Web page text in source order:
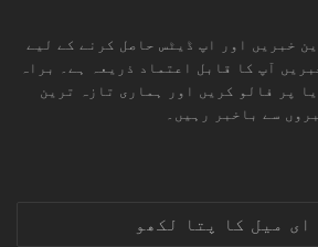
خبریں اور اپ ڈیٹس حاصل کرنے کے لیے
آپ کا قابل اعتماد ذریعہ ہے۔ براہ
پر فالو کریں اور ہماری تازہ ترین
سے باخبر رہیں۔